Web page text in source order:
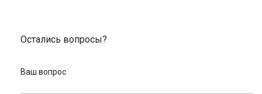
Остались вопросы?
Ваш вопрос